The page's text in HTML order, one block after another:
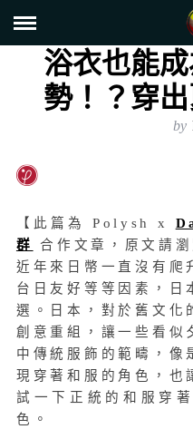
浴衣也能
勢！？穿
by
【此篇為 Polysh x
群
合作文章，原文請
近年來日幣一直沒有爬
台日友好等等因素，日
選。日本，對於舊文化
創意重組，讓一些看似
中傳統服飾的範疇，像
現穿著和服的角色，也
試一下正統的和服穿著
色
。